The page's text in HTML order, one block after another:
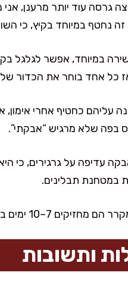
גרסה עוד יותר מרענן,
נחטף במיוחד בקיץ, כי
במיוחד, אפשר לגלגל
כל אחד בוחר את הכדור
עליהם כחטיף אחרי אימון,
בפה שלא מרגיש “אבקתי”.
עדיפה על גרגירים, כי
במטחנת תבלינים.
סגורה. אפשר גם להקפיא עד חודש, ואז להפשיר 10 דקות בחוץ, וזה יוצא מעלף.
ותשובות